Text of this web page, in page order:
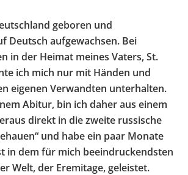
geboren und
Deutsch aufgewachsen. Bei
in der Heimat meines Vaters, St.
ich mich nur mit Händen und
eigenen Verwandten unterhalten.
Abitur, bin ich daher aus einem
direkt in die zweite russische
und habe ein paar Monate
in dem für mich beeindruckendsten
Welt, der Eremitage, geleistet.